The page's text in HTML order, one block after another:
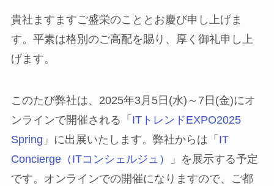
貴社ますますご盛栄のこととお慶び申し上げま
す。平素は格別のご高配を賜り、厚く御礼申し上
げます。
このたび弊社は、2025年3月5日(水)～7日(金)にオ
ンラインで開催される「 ITトレンドEXPO2025
Spring 」に出展いたします。弊社からは「 IT
Concierge（ITコンシェルジュ）
」を展示する予定
です。オンラインでの開催になりますので、ご都